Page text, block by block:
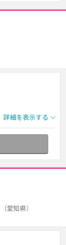
詳細を表示する
（愛知県）